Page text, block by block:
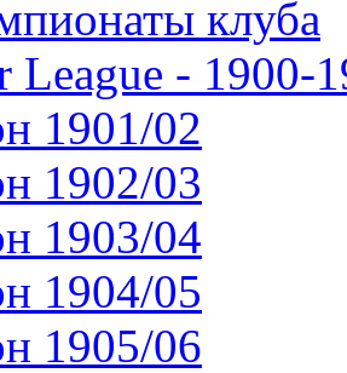
клуба
League - 1900-
1901/02
1902/03
1903/04
1904/05
1905/06